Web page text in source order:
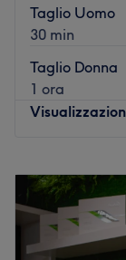
Taglio Uomo
30 min
Taglio Donna
1 ora
Martedì
Mercoledì
Giovedì
Venerdì